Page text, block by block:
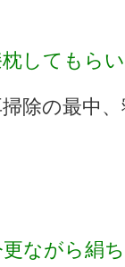
してもら
除の最中
ながら絹